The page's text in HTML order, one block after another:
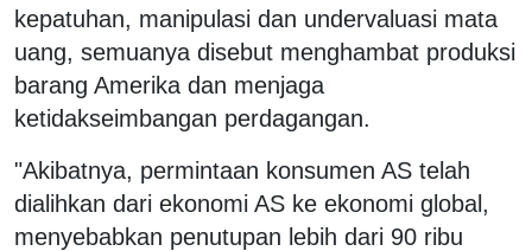
kepatuhan, manipulasi dan undervaluasi mata
uang, semuanya disebut menghambat produksi
barang Amerika dan menjaga
ketidakseimbangan perdagangan.
"Akibatnya, permintaan konsumen AS telah
dialihkan dari ekonomi AS ke ekonomi global,
menyebabkan penutupan lebih dari 90 ribu